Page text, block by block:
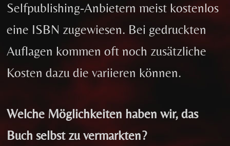
Selfpublishing-Anbietern meist kostenlos
eine ISBN zugewiesen. Bei gedruckten
Auflagen kommen oft noch zusätzliche
Kosten dazu die variieren können.
Welche Möglichkeiten haben wir, das
Buch selbst zu vermarkten?